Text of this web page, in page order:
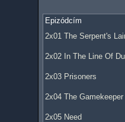
Epizódcím
2x01 The Serpent's
2x02 In The Line Of
2x03 Prisoners
2x04 The Gamekeeper
2x05 Need